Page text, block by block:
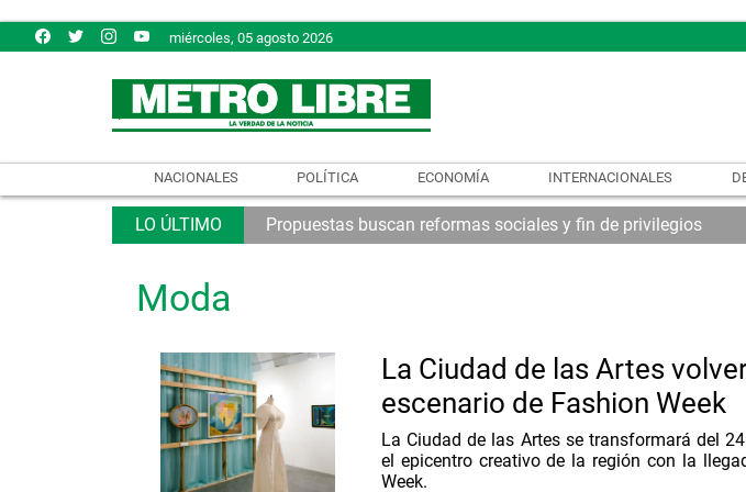
miércoles, 05 agosto 2026
NACIONALES POLÍTICA ECONOMÍA INTERNACIONALES
Propuestas buscan reformas sociales y fin de privilegios
Moda
La Ciudad de las Artes
escenario de Fashion Week
La Ciudad de las Artes se transformará del
el epicentro creativo de la región con la
Week.